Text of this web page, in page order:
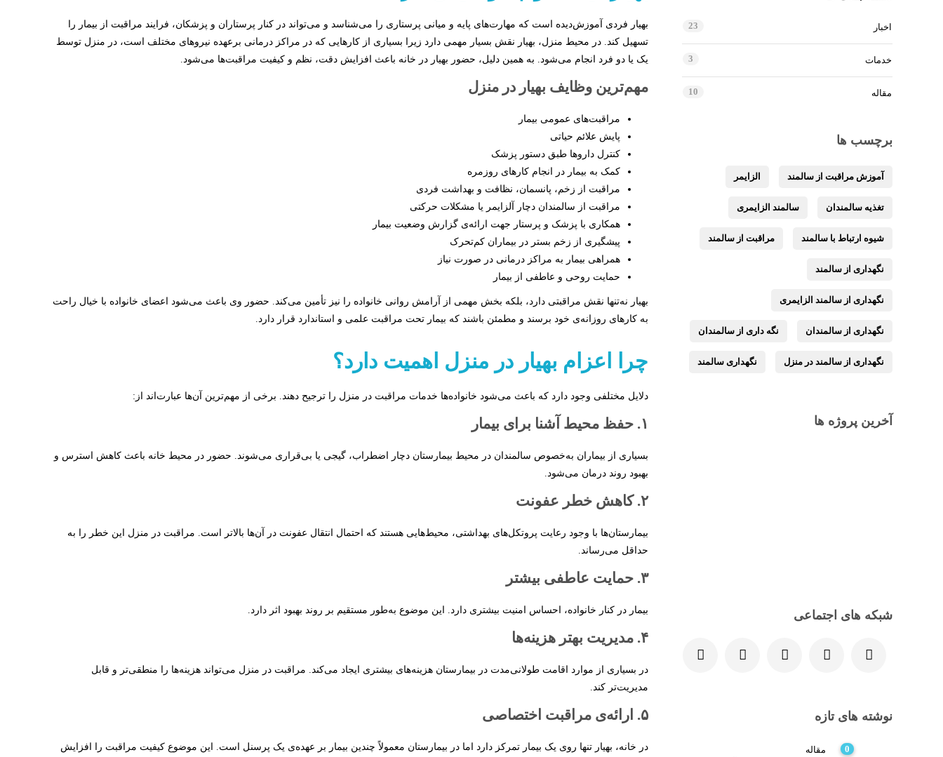
بهیار فردی آموزش‌دیده است که مهارت‌های پایه و میانی پرستاری را می‌شناسد و می‌تواند در کنار پرستاران و پزشکان، فرایند مراقبت از بیمار را
تسهیل کند. در محیط منزل، بهیار نقش بسیار مهمی دارد زیرا بسیاری از کارهایی که در مراکز درمانی برعهده نیروهای مختلف است، در منزل توسط
یک یا دو فرد انجام می‌شود. به همین دلیل، حضور بهیار در خانه باعث افزایش دقت، نظم و کیفیت مراقبت‌ها می‌شود.
مهم‌ترین وظایف بهیار در منزل
مراقبت‌های عمومی بیمار
پایش علائم حیاتی
کنترل داروها طبق دستور پزشک
کمک به بیمار در انجام کارهای روزمره
مراقبت از زخم، پانسمان، نظافت و بهداشت فردی
مراقبت از سالمندان دچار آلزایمر یا مشکلات حرکتی
همکاری با پزشک و پرستار جهت ارائه‌ی گزارش وضعیت بیمار
پیشگیری از زخم بستر در بیماران کم‌تحرک
همراهی بیمار به مراکز درمانی در صورت نیاز
حمایت روحی و عاطفی از بیمار
بهیار نه‌تنها نقش مراقبتی دارد، بلکه بخش مهمی از آرامش روانی خانواده را نیز تأمین می‌کند. حضور وی باعث می‌شود اعضای خانواده با خیال راحت
به کارهای روزانه‌ی خود برسند و مطمئن باشند که بیمار تحت مراقبت علمی و استاندارد قرار دارد.
چرا اعزام بهیار در منزل اهمیت دارد؟
دلایل مختلفی وجود دارد که باعث می‌شود خانواده‌ها خدمات مراقبت در منزل را ترجیح دهند. برخی از مهم‌ترین آن‌ها عبارت‌اند از:
۱. حفظ محیط آشنا برای بیمار
بسیاری از بیماران به‌خصوص سالمندان در محیط بیمارستان دچار اضطراب، گیجی یا بی‌قراری می‌شوند. حضور در محیط خانه باعث کاهش استرس و
بهبود روند درمان می‌شود.
۲. کاهش خطر عفونت
بیمارستان‌ها با وجود رعایت پروتکل‌های بهداشتی، محیط‌هایی هستند که احتمال انتقال عفونت در آن‌ها بالاتر است. مراقبت در منزل این خطر را به
حداقل می‌رساند.
۳. حمایت عاطفی بیشتر
بیمار در کنار خانواده، احساس امنیت بیشتری دارد. این موضوع به‌طور مستقیم بر روند بهبود اثر دارد.
۴. مدیریت بهتر هزینه‌ها
در بسیاری از موارد اقامت طولانی‌مدت در بیمارستان هزینه‌های بیشتری ایجاد می‌کند. مراقبت در منزل می‌تواند هزینه‌ها را منطقی‌تر و قابل
مدیریت‌تر کند.
۵. ارائه‌ی مراقبت اختصاصی
در خانه، بهیار تنها روی یک بیمار تمرکز دارد اما در بیمارستان معمولاً چندین بیمار بر عهده‌ی یک پرسنل است. این موضوع کیفیت مراقبت را افزایش
اخبار 23
خدمات 3
مقاله 10
برچسب ها
آموزش مراقبت از سالمند الزایمر
تغذیه سالمندان سالمند الزایمری
شیوه ارتباط با سالمند مراقبت از سالمند
نگهداری از سالمند
نگهداری از سالمند الزایمری
نگهداری از سالمندان نگه داری از سالمندان
نگهداری از سالمند در منزل نگهداری سالمند
آخرین پروژه ها
شبکه های اجتماعی
نوشته های تازه
0 مقاله